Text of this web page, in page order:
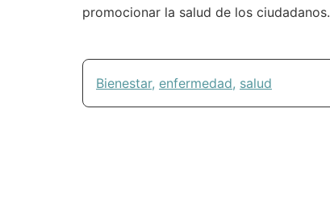
promocionar la salud de los ciudadanos.
Bienestar, enfermedad, salud